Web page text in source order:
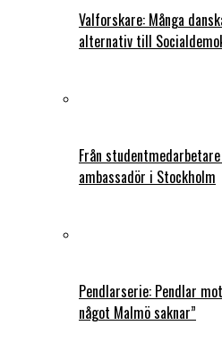
Valforskare: Många
alternativ till
Från
ambassadör i Stockholm
Pendlarserie: Pendlar
något Malmö saknar”